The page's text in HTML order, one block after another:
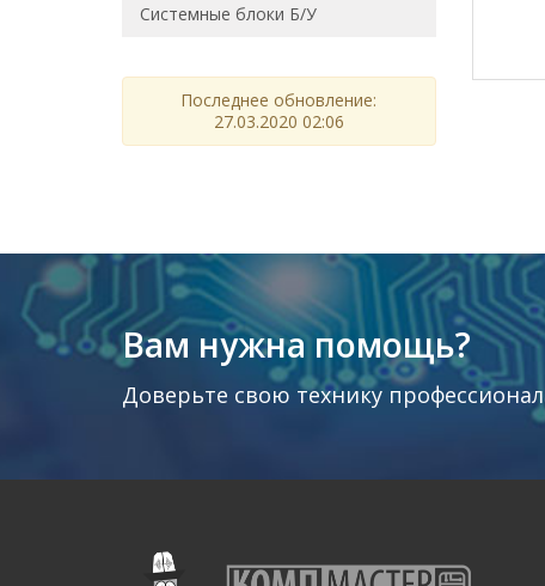
Системные блоки Б/У
Последнее обновление:
27.03.2020 02:06
Вам нужна помощь?
Доверьте свою технику